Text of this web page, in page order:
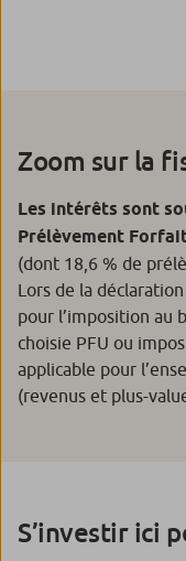
Zoom sur la
Les intérêts sont
Prélèvement
(dont 18,6 % de
Lors de la
pour l’imposition au
choisie PFU ou
applicable pour
(revenus et plus-
S’investir ici